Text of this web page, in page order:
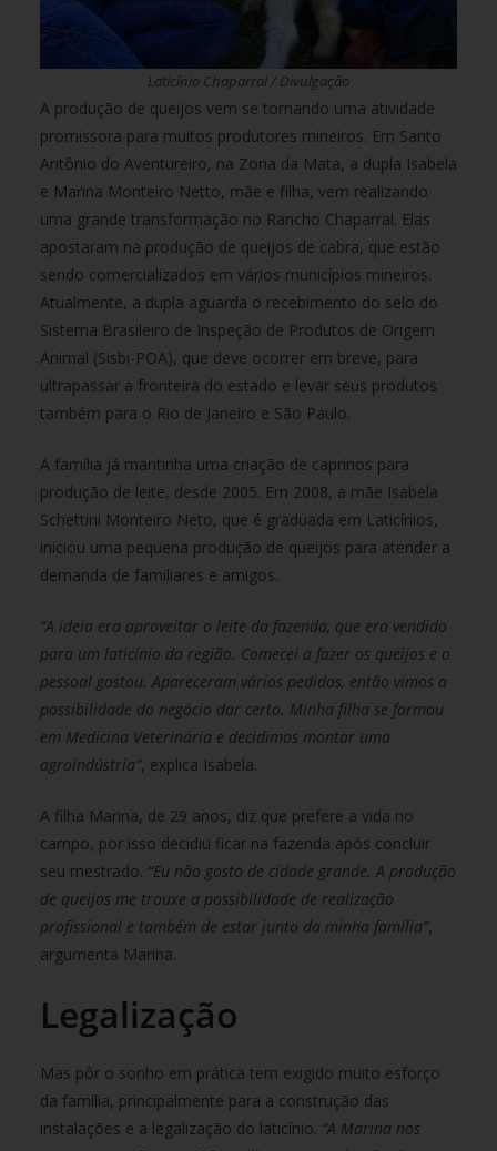
Laticínio Chaparral / Divulgação
A produção de queijos vem se tornando uma atividade
promissora para muitos produtores mineiros. Em Santo
Antônio do Aventureiro, na Zona da Mata, a dupla Isabela
e Marina Monteiro Netto, mãe e filha, vem realizando
uma grande transformação no Rancho Chaparral. Elas
apostaram na produção de queijos de cabra, que estão
sendo comercializados em vários municípios mineiros.
Atualmente, a dupla aguarda o recebimento do selo do
Sistema Brasileiro de Inspeção de Produtos de Origem
Animal (Sisbi-POA), que deve ocorrer em breve, para
ultrapassar a fronteira do estado e levar seus produtos
também para o Rio de Janeiro e São Paulo.
A família já mantinha uma criação de caprinos para
produção de leite, desde 2005. Em 2008, a mãe Isabela
Schettini Monteiro Neto, que é graduada em Laticínios,
iniciou uma pequena produção de queijos para atender a
demanda de familiares e amigos.
“A ideia era aproveitar o leite da fazenda, que era vendido
para um laticínio da região. Comecei a fazer os queijos e o
pessoal gostou. Apareceram vários pedidos, então vimos a
possibilidade do negócio dar certo. Minha filha se formou
em Medicina Veterinária e decidimos montar uma
agroindústria”, explica Isabela.
A filha Marina, de 29 anos, diz que prefere a vida no
campo, por isso decidiu ficar na fazenda após concluir
seu mestrado. “Eu não gosto de cidade grande. A produção
de queijos me trouxe a possibilidade de realização
profissional e também de estar junto da minha família”,
argumenta Marina.
Legalização
Mas pôr o sonho em prática tem exigido muito esforço
da família, principalmente para a construção das
instalações e a legalização do laticínio. “A Marina nos